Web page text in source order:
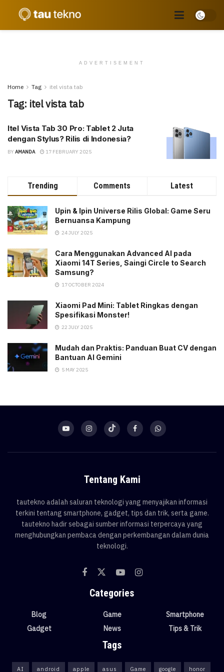
ADVERTISEMENT
Home Tag itel vista tab
Tag: itel vista tab
Itel Vista Tab 30 Pro: Tablet 2 Juta
dengan Stylus? Rilis di Indonesia?
BY AMANDA 17 FEBRUARY 2025
Trending Comments Latest
Upin & Ipin Universe Rilis Global: Game Seru
Bernuansa Kampung
24 JULY 2025
Cara Menggunakan Advanced AI pada
Xiaomi 14T Series, Saingi Circle to Search
Samsung?
17 OCTOBER 2024
Xiaomi Pad Mini: Tablet Ringkas dengan
Spesifikasi Monster!
22 JULY 2025
Mudah dan Praktis: Panduan Buat CV dengan
Bantuan AI Gemini
5 MAY 2025
Tentang Kami
tautekno adalah saluran teknologi yang menyajikan informasi
terkini tentang smartphone, gadget, tips dan trik, serta game.
tautekno hadir sebagai sumber informasi terpercaya yang
menghubungkan pembaca dengan perkembangan dalam dunia
teknologi.
Categories
Blog
Gadget
Game
News
Smartphone
Tips & Trik
Tags
AI android apple asus Game google honor